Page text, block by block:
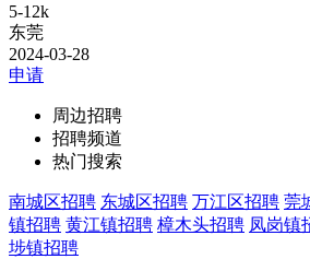
5-12k
东莞
2024-03-28
申请
周边招聘
招聘频道
热门搜索
南城区招聘 东城区招聘 万江区招聘 莞
镇招聘 黄江镇招聘 樟木头招聘 凤岗镇
埗镇招聘